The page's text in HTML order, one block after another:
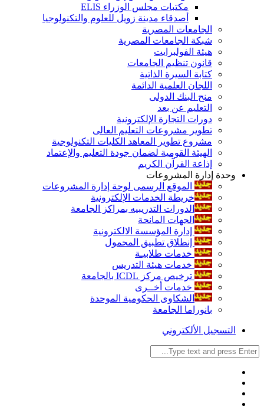
مكتبات مجلس الوزراء ELIS
أصدقاء مدينة زويل للعلوم والتكنولوجيا
الجامعات المصرية
شبكة الجامعات المصرية
هيئة الفولبرايت
قانون تنظيم الجامعات
كتابة السيرة الذاتية
اللجان العلمية الدائمة
منح البنك الدولى
التعليم عن بعد
دورات التجارة الإلكترونية
تطوير مشروعات التعليم العالى
مشروع تطوير المعاهد الكليات التكنولوجية
الهيئة القومية لضمان جودة التعليم والإعتماد
إذاعة القرآن الكريم
وحدة إدارة المشروعات
الموقع الرسمى لوحة إدارة المشروعات
خريطة الخدمات الإلكترونية
الدورات التدريبيه بمراكز الجامعة
الجهات المانحة
إدارة المؤسسة الالكترونية
إنطلاق تطبيق المحمول
خدمات طلابيـة
خدمات هيئة التدريس
ترخيص مركز ICDL بالجامعة
خدمات أخــرى
الشكاوى الحكومية الموحدة
بانوراما الجامعة
التسجيل الألكتروني